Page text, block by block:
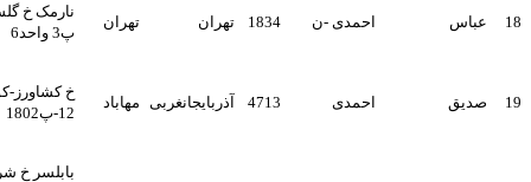
احمدی -ن 1834 تهران تهران
نارمک خ گلستان کوچه خدائی
احمدی 4713 آذربایجانغربی مهاباد
خ کشاورز-کوی زیبا-ایستگاه
12-پ1802
بابلسر خ شریعتی کوچه